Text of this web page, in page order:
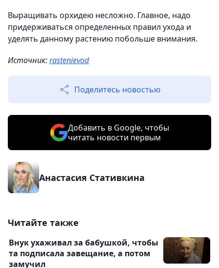
Выращивать орхидею несложно. Главное, надо
придерживаться определенных правил ухода и
уделять данному растению побольше внимания.
Источник:rastenievod
Поделитесь новостью
Добавить в Google, чтобы
читать новости первым
Анастасия Стативкина
Читайте также
Внук ухаживал за бабушкой, чтобы
та подписала завещание, а потом
замучил